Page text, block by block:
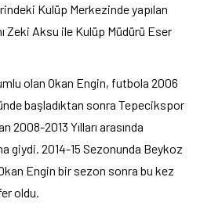
Kulüp Merkezinde yapılan
Zeki Aksu ile Kulüp Müdürü Eser
olan Okan Engin, futbola 2006
başladıktan sonra Tepecikspor
2008-2013 Yılları arasında
giydi. 2014-15 Sezonunda Beykoz
Engin bir sezon sonra bu kez
oldu.